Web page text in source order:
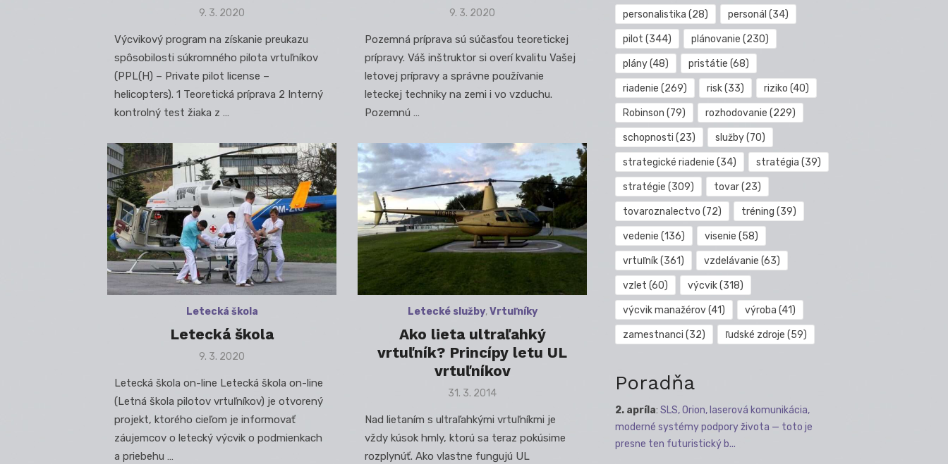
Posted
9. 3. 2020
Výcvikový program na získanie preukazu
spôsobilosti súkromného pilota vrtuľníkov
(PPL(H) – Private pilot license –
helicopters). 1 Teoretická príprava 2 Interný
kontrolný test žiaka z …
Posted
9. 3. 2020
Pozemná príprava sú súčasťou teoretickej
prípravy. Váš inštruktor si overí kvalitu Vašej
letovej prípravy a správne používanie
leteckej techniky na zemi i vo vzduchu.
Pozemnú …
Letecká škola
Letecká škola
Posted
9. 3. 2020
Letecká škola on-line Letecká škola on-line
(Letná škola pilotov vrtuľníkov) je otvorený
projekt, ktorého cieľom je informovať
záujemcov o letecký výcvik o podmienkach
a priebehu …
Letecké služby,Vrtuľníky
Ako lieta ultraľahký
vrtuľník? Princípy letu UL
vrtuľníkov
Posted
31. 3. 2014
Nad lietaním s ultraľahkými vrtuľníkmi je
vždy kúsok hmly, ktorú sa teraz pokúsime
rozplynúť. Ako vlastne fungujú UL
personalistika (28) personál (34)
pilot (344) plánovanie (230)
plány(48) pristátie (68)
riadenie (269) risk(33) riziko (40)
Robinson (79) rozhodovanie (229)
schopnosti (23) služby(70)
strategické riadenie (34) stratégia (39)
stratégie (309) tovar(23)
tovaroznalectvo (72) tréning (39)
vedenie (136) visenie (58)
vrtuľník(361) vzdelávanie (63)
vzlet (60) výcvik(318)
výcvik manažérov(41) výroba (41)
zamestnanci (32) ľudské zdroje (59)
Poradňa
2. apríla: SLS, Orion, laserová komunikácia,
moderné systémy podpory života — toto je
presne ten futuristický b...